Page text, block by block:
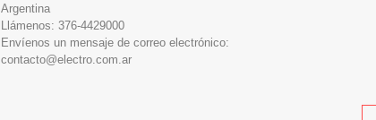
Argentina
Llámenos: 376-4429000
Envíenos un mensaje de correo electrónico:
contacto@electro.com.ar